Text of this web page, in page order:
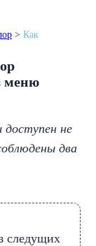
> Как
меню
не
два
следущих